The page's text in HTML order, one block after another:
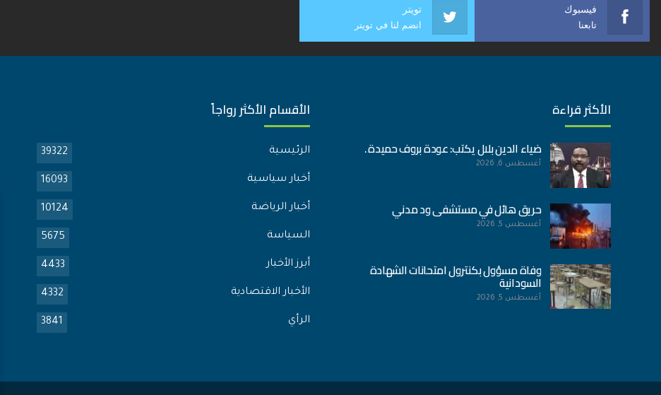
فيسبوك
تابعنا
تويتر
انضم لنا في تويتر
الأكثر قراءة
ضياء الدين بلال يكتب: عودة بروف حميدة .
أغسطس 6, 2026
حريق هائل في مستشفى ود مدني
أغسطس 5, 2026
وفاة مسؤول بكنترول امتحانات الشهادة
السودانية
أغسطس 5, 2026
الأقسام الأكثر رواجاً
الرئيسية 39322
أخبار سياسية 16093
أخبار الرياضة 10124
السياسة 5675
أبرز الأخبار 4433
الأخبار الاقتصادية 4332
الرأي 3841